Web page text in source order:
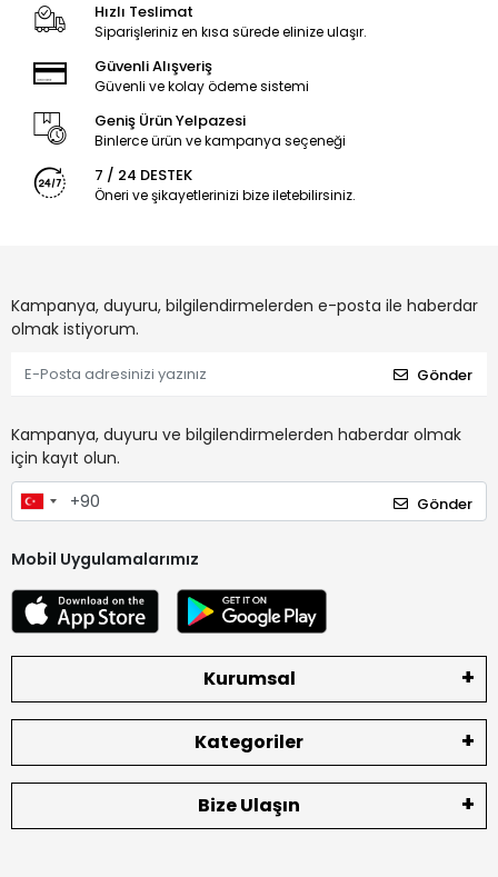
Hızlı Teslimat
Siparişleriniz en kısa sürede elinize ulaşır.
Güvenli Alışveriş
Güvenli ve kolay ödeme sistemi
Geniş Ürün Yelpazesi
Binlerce ürün ve kampanya seçeneği
7 / 24 DESTEK
Öneri ve şikayetlerinizi bize iletebilirsiniz.
Kampanya, duyuru, bilgilendirmelerden e-posta ile haberdar
olmak istiyorum.
Gönder
Kampanya, duyuru ve bilgilendirmelerden haberdar olmak
için kayıt olun.
Gönder
Mobil Uygulamalarımız
Kurumsal
Kategoriler
Bize Ulaşın